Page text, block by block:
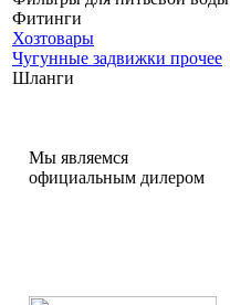
Фитинги
Хозтовары
Чугунные задвижки прочее
Шланги
Мы являемся
официальным дилером